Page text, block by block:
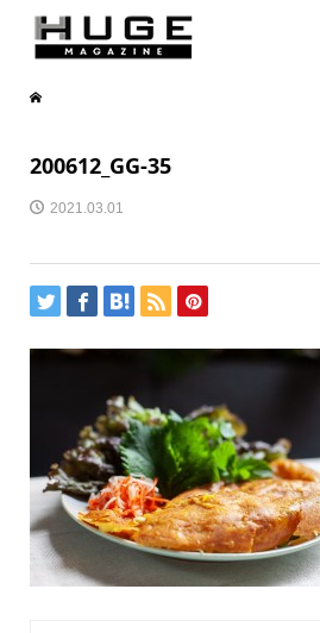
200612_GG-35
2021.03.01